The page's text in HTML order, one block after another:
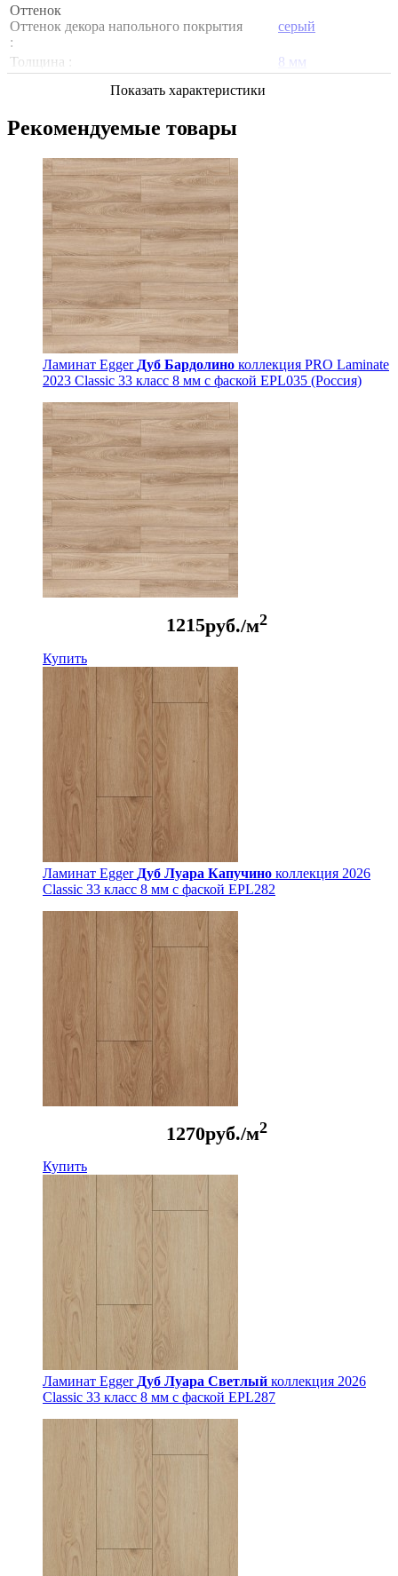
Оттенок
Оттенок декора напольного покрытия
:
серый
Толщина :
8 мм
Показать характеристики
Рекомендуемые товары
Ламинат Egger Дуб Бардолино коллекция PRO Laminate
2023 Classic 33 класс 8 мм с фаской EPL035 (Россия)
1215руб./м2
Купить
Ламинат Egger Дуб Луара Капучино коллекция 2026
Classic 33 класс 8 мм с фаской EPL282
1270руб./м2
Купить
Ламинат Egger Дуб Луара Светлый коллекция 2026
Classic 33 класс 8 мм с фаской EPL287